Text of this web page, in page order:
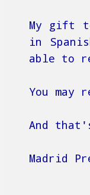
My gift
in
able to
You may
And
Madrid